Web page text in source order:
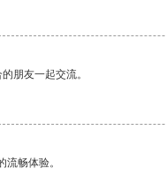
朋友一起交流。
畅体验。